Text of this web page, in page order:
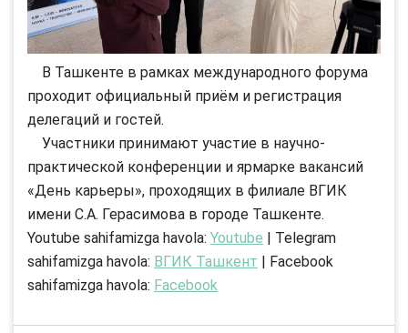
В Ташкенте в рамках международного форума
проходит официальный приём и регистрация
делегаций и гостей.
Участники принимают участие в научно-
практической конференции и ярмарке вакансий
«День карьеры», проходящих в филиале ВГИК
имени С.А. Герасимова в городе Ташкенте.
Youtube sahifamizga havola: Youtube | Telegram
sahifamizga havola: ВГИК Ташкент | Facebook
sahifamizga havola: Facebook